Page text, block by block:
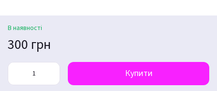
В наявності
300 грн
Купити